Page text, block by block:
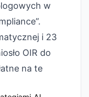
w
i 23
OIR do
na te